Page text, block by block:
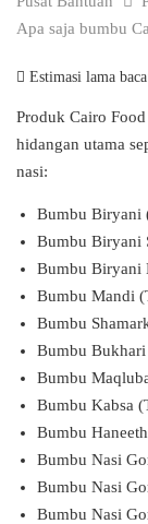
Apa saja bumbu
Estimasi lama
Produk Cairo
hidangan utama
nasi:
Bumbu Biryani
Bumbu Biryani
Bumbu Biryani
Bumbu Mandi
Bumbu
Bumbu
Bumbu
Bumbu Kabsa
Bumbu
Bumbu Nasi
Bumbu Nasi
Bumbu Nasi